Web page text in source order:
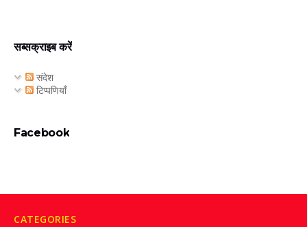
सब्सक्राइब करें
संदेश
टिप्पणियाँ
Facebook
CATEGORIES